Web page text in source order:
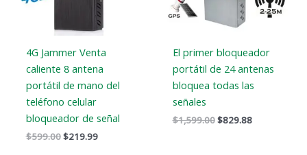
4G Jammer Venta
caliente 8 antena
portátil de mano del
teléfono celular
bloqueador de señal
$599.00$219.99
El primer bloqueador
portátil de 24 antenas
bloquea todas las
señales
$1,599.00$829.88